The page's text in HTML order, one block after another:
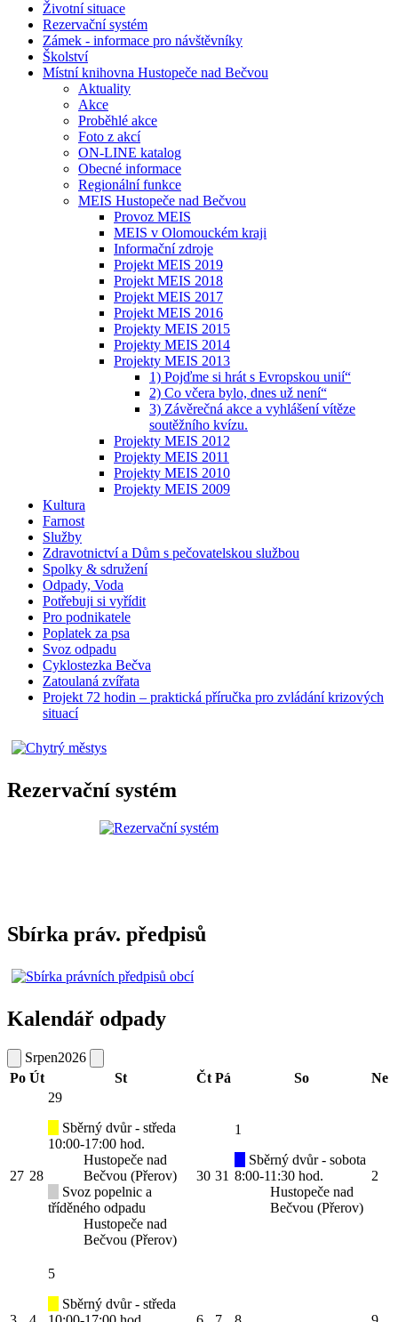
Životní situace
Rezervační systém
Zámek - informace pro návštěvníky
Školství
Místní knihovna Hustopeče nad Bečvou
Aktuality
Akce
Proběhlé akce
Foto z akcí
ON-LINE katalog
Obecné informace
Regionální funkce
MEIS Hustopeče nad Bečvou
Provoz MEIS
MEIS v Olomouckém kraji
Informační zdroje
Projekt MEIS 2019
Projekt MEIS 2018
Projekt MEIS 2017
Projekt MEIS 2016
Projekty MEIS 2015
Projekty MEIS 2014
Projekty MEIS 2013
1) Pojďme si hrát s Evropskou unií“
2) Co včera bylo, dnes už není“
3) Závěrečná akce a vyhlášení vítěze
soutěžního kvízu.
Projekty MEIS 2012
Projekty MEIS 2011
Projekty MEIS 2010
Projekty MEIS 2009
Kultura
Farnost
Služby
Zdravotnictví a Dům s pečovatelskou službou
Spolky & sdružení
Odpady, Voda
Potřebuji si vyřídit
Pro podnikatele
Poplatek za psa
Svoz odpadu
Cyklostezka Bečva
Zatoulaná zvířata
Projekt 72 hodin – praktická příručka pro zvládání krizových
situací
Rezervační systém
Sbírka práv. předpisů
Kalendář odpady
Srpen2026
Po Út St Čt Pá So Ne
27 28
29
Sběrný dvůr - středa
10:00-17:00 hod.
Hustopeče nad
Bečvou (Přerov)
Svoz popelnic a
tříděného odpadu
Hustopeče nad
Bečvou (Přerov)
30 31
1
Sběrný dvůr - sobota
8:00-11:30 hod.
Hustopeče nad
Bečvou (Přerov)
2
5
Sběrný dvůr - středa